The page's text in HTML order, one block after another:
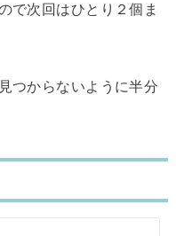
で次回はひとり２個ま
つからないように半分
笑